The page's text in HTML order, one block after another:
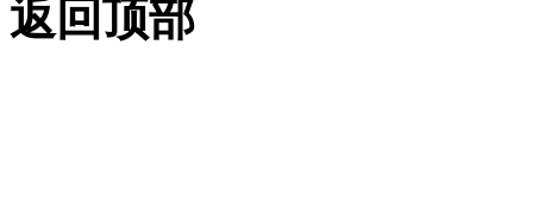
返回顶部